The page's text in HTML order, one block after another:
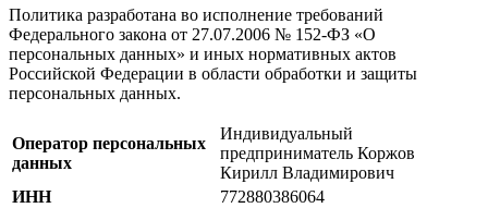
Политика разработана во исполнение требований
Федерального закона от 27.07.2006 № 152-ФЗ «О
персональных данных» и иных нормативных актов
Российской Федерации в области обработки и защиты
персональных данных.
Оператор персональных
данных
Индивидуальный
предприниматель Коржов
Кирилл Владимирович
ИНН
772880386064